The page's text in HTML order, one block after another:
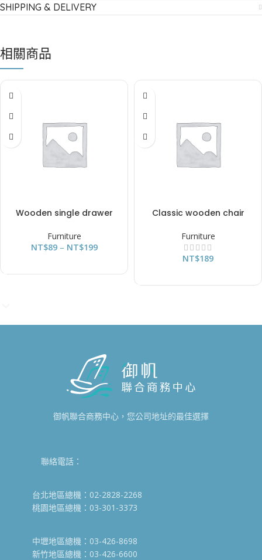
SHIPPING & DELIVERY
相關商品
Wooden single drawer
Furniture
NT$89 – NT$199
Classic wooden chair
Furniture
NT$189
御帆聯合商務中心，您公司地址的最佳選擇
聯絡電話：
台北地區總機：02-2828-2268
桃園地區總機：03-301-3373
中壢地區總機：03-426-8698
新竹地區總機：03-426-6600